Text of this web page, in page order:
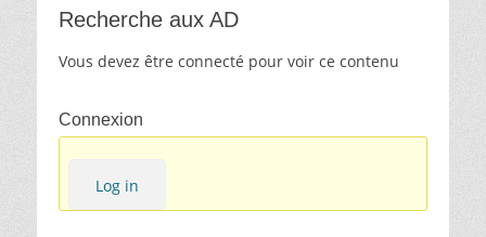
Recherche aux AD
Vous devez être connecté pour voir ce contenu
Connexion
Log in